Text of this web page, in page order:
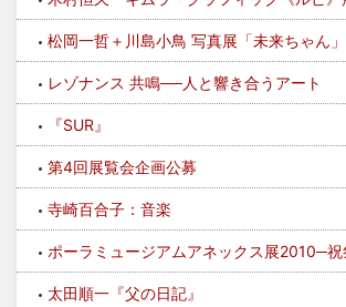
松岡一哲＋川島小鳥 写真展「未来ちゃん」
レゾナンス 共鳴──人と響き合うアート
『SUR』
第4回展覧会企画公募
寺崎百合子：音楽
ポーラミュージアムアネックス展2010─
太田順一『父の日記』